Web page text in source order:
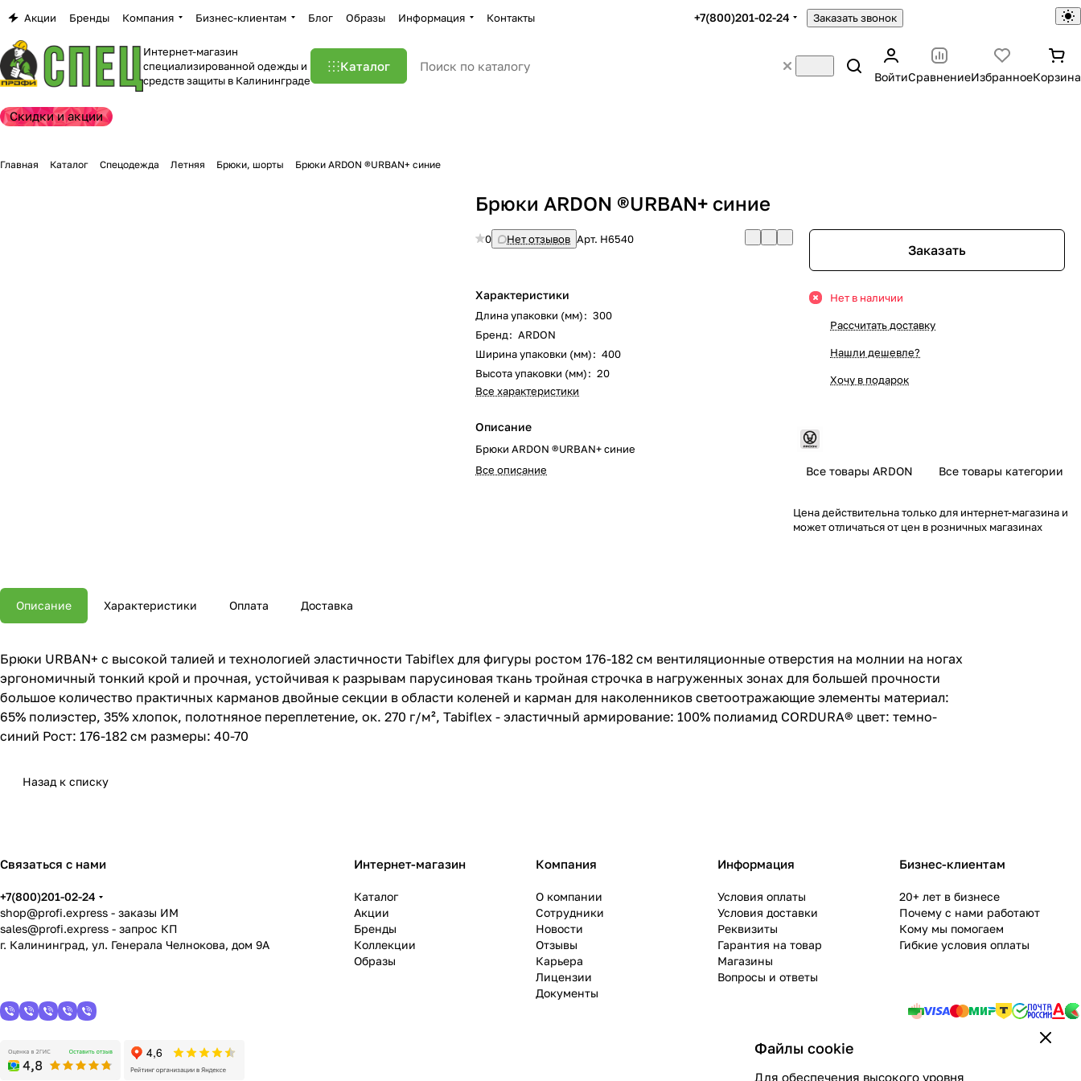
Акции Бренды Компания Бизнес-клиентам Блог Образы Информация Контакты +7(800)201-02-24 Заказать звонок
Интернет-магазин
специализированной одежды и
средств защиты в Калининграде
Каталог
ВойтиСравнениеИзбранноеКорзина
Скидки и акции
Главная Каталог Спецодежда Летняя Брюки, шорты Брюки ARDON ®URBAN+ синие
Брюки ARDON ®URBAN+ синие
0 Нет отзывов Арт. H6540
Характеристики
Длина упаковки (мм): 300
Бренд: ARDON
Ширина упаковки (мм): 400
Высота упаковки (мм): 20
Все характеристики
Описание
Брюки ARDON ®URBAN+ синие
Все описание
Заказать
Нет в наличии
Рассчитать доставку
Нашли дешевле?
Хочу в подарок
Все товары ARDON Все товары категории
Цена действительна только для интернет-магазина и
может отличаться от цен в розничных магазинах
Описание Характеристики Оплата Доставка
Брюки URBAN+ с высокой талией и технологией эластичности Tabiflex для фигуры ростом 176-182 см вентиляционные отверстия на молнии на ногах
эргономичный тонкий крой и прочная, устойчивая к разрывам парусиновая ткань тройная строчка в нагруженных зонах для большей прочности
большое количество практичных карманов двойные секции в области коленей и карман для наколенников светоотражающие элементы материал:
65% полиэстер, 35% хлопок, полотняное переплетение, ок. 270 г/м², Tabiflex - эластичный армирование: 100% полиамид CORDURA® цвет: темно-
синий Рост: 176-182 см размеры: 40-70
Назад к списку
Связаться с нами
+7(800)201-02-24
shop@profi.express - заказы ИМ
sales@profi.express - запрос КП
г. Калининград, ул. Генерала Челнокова, дом 9A
Интернет-магазин
Каталог
Акции
Бренды
Коллекции
Образы
Компания
О компании
Сотрудники
Новости
Отзывы
Карьера
Лицензии
Документы
Информация
Условия оплаты
Условия доставки
Реквизиты
Гарантия на товар
Магазины
Вопросы и ответы
Бизнес-клиентам
20+ лет в бизнесе
Почему с нами работают
Кому мы помогаем
Гибкие условия оплаты
Файлы cookie
Для обеспечения высокого уровня